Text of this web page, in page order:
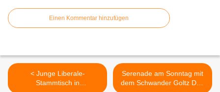
Einen Kommentar hinzufügen
< Junge Liberale-
Stammtisch in
Serenade am Sonntag mit
dem Schwander Goltz Duo